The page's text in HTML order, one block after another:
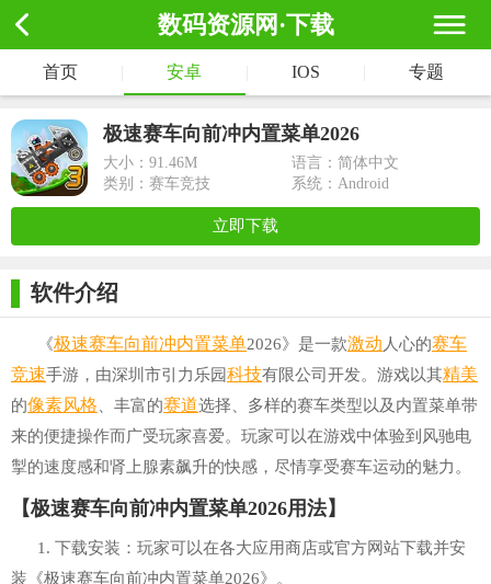
数码资源网·下载
首页 安卓 IOS 专题
极速赛车向前冲内置菜单2026
大小： 91.46M
语言：简体中文
类别：赛车竞技
系统：Android
立即下载
软件介绍
《极速赛车向前冲内置菜单2026》是一款激动 人心的赛车
竞速手游，由深圳市引力乐园科技有限公司开发。游戏以其精美
的像素风格 、丰富的赛道选择、多样的赛车类型以及内置菜单带
来的便捷操作而广受玩家喜爱。玩家可以在游戏中体验到风驰电
掣的速度感和肾上腺素飙升的快感，尽情享受赛车运动的魅力。
【极速赛车向前冲内置菜单2026用法】
1. 下载安装：玩家可以在各大应用商店或官方网站下载并安
装《极速赛车向前冲内置菜单2026》。